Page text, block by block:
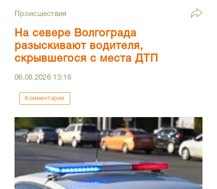
Происшествия
На севере Волгограда
разыскивают водителя,
скрывшегося с места ДТП
06.08.2026 13:16
Комментарии